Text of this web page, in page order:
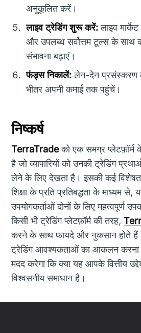
अनुकूलित करें।
लाइव ट्रेडिंग शुरू करें:लाइव
और उपलब्ध सर्वोत्तम टूल्स के साथ
संभावना बढ़ाएं।
फंड्स निकालें:लेन-देन
भीतर अपनी कमाई तक पहुंचें।
निष्कर्ष
TerraTradeको एक समग्र प्लेटफ़ॉर्म
है जो व्यापारियों को उनकी ट्रेडिंग
लेने के लिए देखता है। इसकी कई
शिक्षा के प्रति प्रतिबद्धता के माध्यम
उपयोगकर्ताओं दोनों के लिए महत्वपूर्ण
किसी भी ट्रेडिंग प्लेटफ़ॉर्म की तरह,
करने के साथ फायदे और नुकसान होते
ट्रेडिंग आवश्यकताओं का आकलन करना
मदद करेगा कि क्या यह आपके वित्तीय
विश्वसनीय समाधान है।